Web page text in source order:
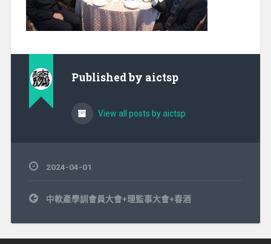
Published by aictsp
View all posts by aictsp
2024-04-01
文
章
覽
中軟產學訓會員大會+理監事大會+春酒